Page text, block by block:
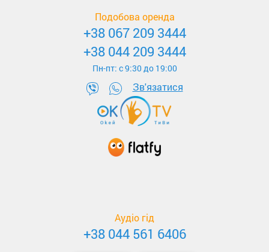
Подобова оренда
+38 067 209 3444
+38 044 209 3444
Пн-пт: c 9:30 до 19:00
Зв'язатися
Аудіо гід
+38 044 561 6406